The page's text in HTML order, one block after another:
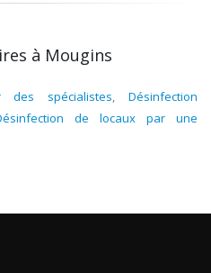
à Mougins
spécialistes,Désinfection
de locaux par une